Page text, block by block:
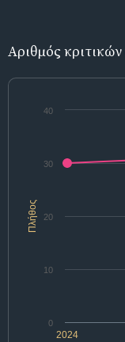
Αριθμός κριτικών
Πλήθος
2024
0
10
20
30
40